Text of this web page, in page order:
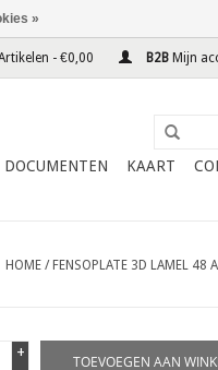
- €0,00 B2B Mijn
DOCUMENTEN KAART
HOME / FENSOPLATE 3D LAMEL 48
+
TOEVOEGEN AAN
»